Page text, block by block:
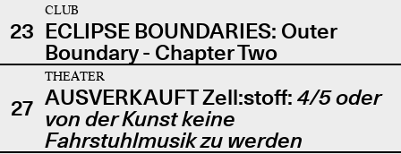
23
CLUB
ECLIPSE BOUNDARIES: Outer
Boundary - Chapter Two
27
THEATER
AUSVERKAUFT Zell:stoff: 4/5 oder
von der Kunst keine
Fahrstuhlmusik zu werden